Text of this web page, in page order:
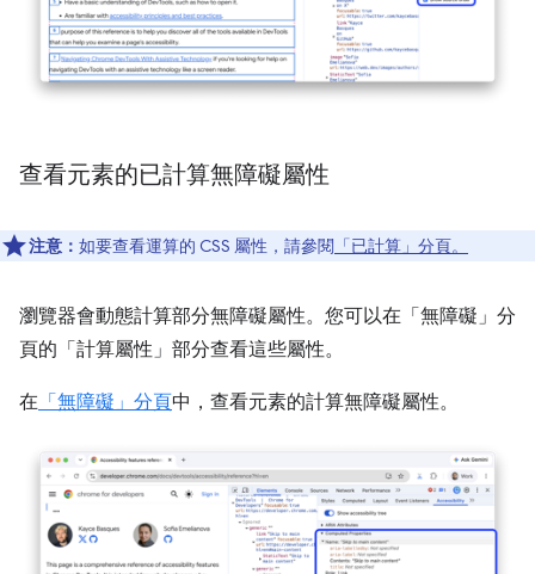
查看元素的已計算無障礙屬性
注意： 如要查看運算的 CSS 屬性，請參閱 「已計算」分頁。
瀏覽器會動態計算部分無障礙屬性。您可以在「無障礙」分
頁的「計算屬性」部分查看這些屬性。
在 「無障礙」分頁中，查看元素的計算無障礙屬性。